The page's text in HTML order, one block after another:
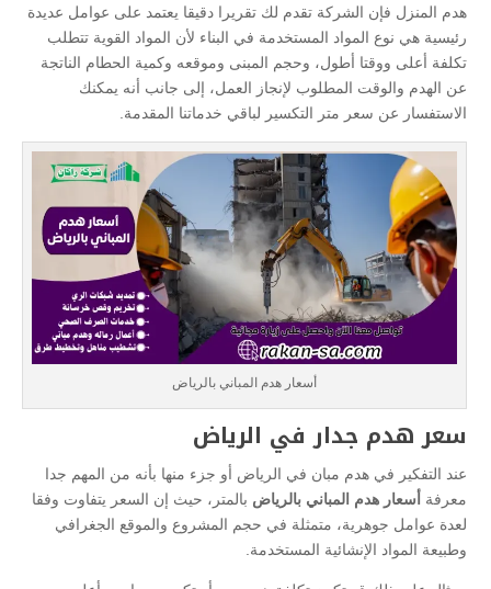
هدم المنزل فإن الشركة تقدم لك تقريرا دقيقا يعتمد على عوامل عديدة
رئيسية هي نوع المواد المستخدمة في البناء لأن المواد القوية تتطلب
تكلفة أعلى ووقتا أطول، وحجم المبنى وموقعه وكمية الحطام الناتجة
عن الهدم والوقت المطلوب لإنجاز العمل، إلى جانب أنه يمكنك
الاستفسار عن سعر متر التكسير لباقي خدماتنا المقدمة.
أسعار هدم المباني بالرياض
سعر هدم جدار في الرياض
عند التفكير في هدم مبان في الرياض أو جزء منها بأنه من المهم جدا
معرفة
أسعار هدم المباني بالرياض بالمتر، حيث إن السعر يتفاوت وفقا
لعدة عوامل جوهرية، متمثلة في حجم المشروع والموقع الجغرافي
وطبيعة المواد الإنشائية المستخدمة.